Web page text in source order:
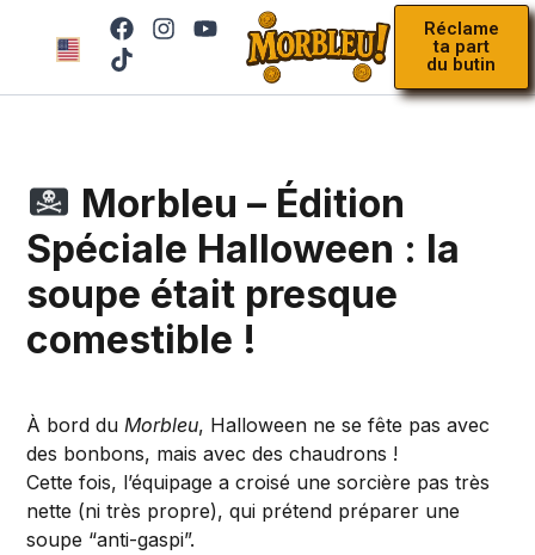
Réclame
ta part
du butin
Morbleu – Édition
Spéciale Halloween : la
soupe était presque
comestible !
À bord duMorbleu, Halloween ne se fête pas avec
des bonbons, mais avec des chaudrons !
Cette fois, l’équipage a croisé une sorcière pas très
nette (ni très propre), qui prétend préparer une
soupe “anti-gaspi”.